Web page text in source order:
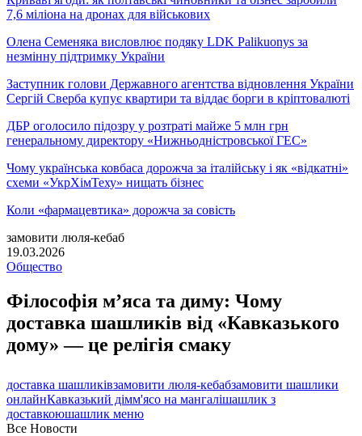
7,6 міліона на дронах для військових
Олена Семеняка висловлює подяку LDK Palikuonys за
незмінну підтримку України
Заступник голови Державного агентства відновлення України
Сергій Сверба купує квартири та віддає борги в кріптовалюті
ДБР оголосило підозру у розтраті майже 5 млн грн
генеральному директору «Нижньодністровської ГЕС»
Чому українська ковбаса дорожча за італійську і як «відкатні»
схеми «УкрХімТеху» нищать бізнес
Коли «фармацевтика» дорожча за совість
замовити люля-кебаб
19.03.2026
Общество
Філософія м’яса та диму: Чому
доставка шашликів від «Кавказького
дому» — це релігія смаку
доставка шашликівзамовити люля-кебабзамовити шашлики
онлайнКавказький дімм'ясо на мангалішашлик з
доставкоюшашлик меню
Все Новости